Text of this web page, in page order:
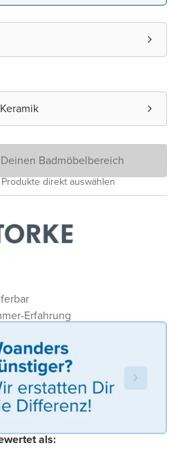
Erfahrung
als:
Badmöbelbereich
direkt auswählen